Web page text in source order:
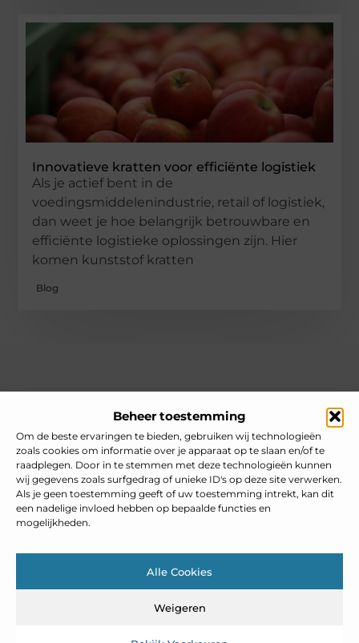
Beheer toestemming
Om de beste ervaringen te bieden, gebruiken wij technologieën
zoals cookies om informatie over je apparaat op te slaan en/of te
raadplegen. Door in te stemmen met deze technologieën kunnen
wij gegevens zoals surfgedrag of unieke ID's op deze site verwerken.
Als je geen toestemming geeft of uw toestemming intrekt, kan dit
een nadelige invloed hebben op bepaalde functies en
mogelijkheden.
Alle Cookies
Weigeren
Innovatieve kratten voor efficiënte logistiek
Als je actief bent in de
voedingsmiddelenindustrie, retail of logistiek,
dan weet je hoe belangrijk betrouwbare en
efficiënte logistieke oplossingen zijn. Hier
komen kunststof kratten
Blog
Jouw gids voor inspiratie en tips uit het dagelijks leven.
Ontdek een brede verzameling blogs en artikelen die je helpen
om het meeste uit elke dag te halen, met praktische adviezen
en verrassende inzichten.
Bericht categorie